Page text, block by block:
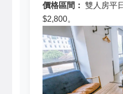
價格區間： 雙人房平
$2,800。